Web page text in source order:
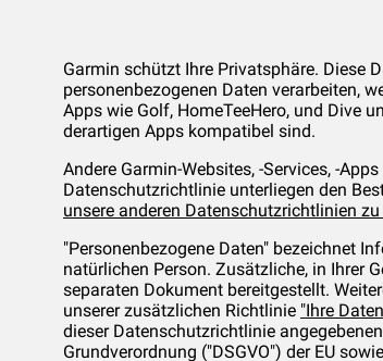
Garmin schützt Ihre Privatsphäre. Diese
personenbezogenen Daten verarbeiten,
Apps wie Golf, HomeTeeHero, und Dive
derartigen Apps kompatibel sind.
Andere Garmin-Websites, -Services, -
Datenschutzrichtlinie unterliegen den
unsere anderen Datenschutzrichtlinien zu
"Personenbezogene Daten" bezeichnet
natürlichen Person. Zusätzliche, in Ihrer
separaten Dokument bereitgestellt.
unserer zusätzlichen Richtlinie "Ihre
dieser Datenschutzrichtlinie
Grundverordnung ("DSGVO") der EU